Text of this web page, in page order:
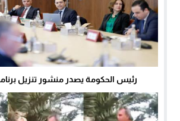
رئيس الحكومة يصدر منشور تنزيل